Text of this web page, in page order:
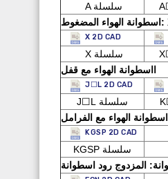
A سلسلة
X 2D CAD
X سلسلة
ااسطوانة الهواء مع قفل
J☐L 2D CAD
J☐L سلسلة
ااسطوانة الهواء مع الفرامل
KGSP 2D CAD
KGSP سلسلة
المزدوج رود اسطوانة